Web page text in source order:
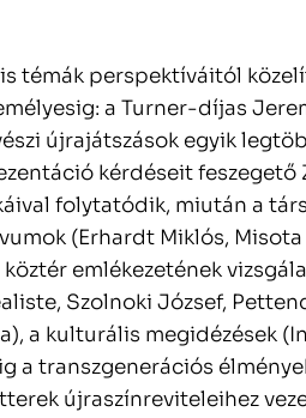
témák perspektíváitól
a Turner-díjas
újrajátszások egyik
kérdéseit feszegető
folytatódik, miután a
(Erhardt Miklós,
köztér emlékezetének
Szolnoki József,
a kulturális megidézések
a transzgenerációs
újraszínreviteleihez